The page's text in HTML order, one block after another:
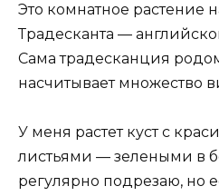
Это комнатное растение
Традесканта —
Сама традесканция
насчитывает множество
У меня растет куст с
листьями — зелеными в
регулярно подрезаю, но